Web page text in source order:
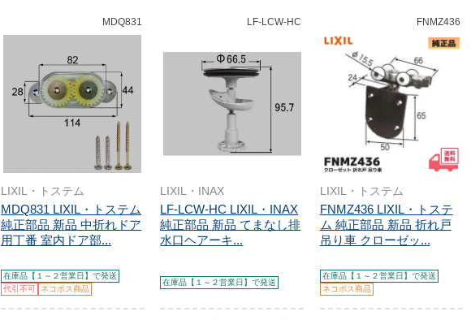
MDQ831
LIXIL・トステム
MDQ831 LIXIL・トステム
純正部品 新品 中折れドア
用丁番 室内ドア部...
在庫品【１～２営業日】で発送
代引不可 ネコポス商品
LF-LCW-HC
LIXIL・INAX
LF-LCW-HC LIXIL・INAX
純正部品 新品 てまなし排
水口ヘアーキ...
在庫品【１～２営業日】で発送
FNMZ436
LIXIL・トステム
FNMZ436 LIXIL・トステ
ム 純正部品 新品 折れ戸
吊り車 クローゼッ...
在庫品【１～２営業日】で発送
ネコポス商品